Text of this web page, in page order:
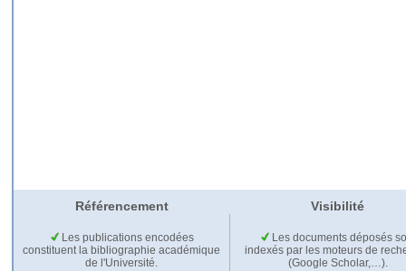
Référencement Visibilité
Les publications encodées
constituent la bibliographie académique
de l'Université.
Les documents déposés
indexés par les moteurs de
(Google Scholar,…).